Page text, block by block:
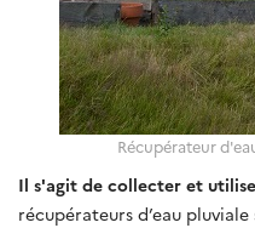
Récupérateur
Il s'agit de collecter et
récupérateurs d’eau